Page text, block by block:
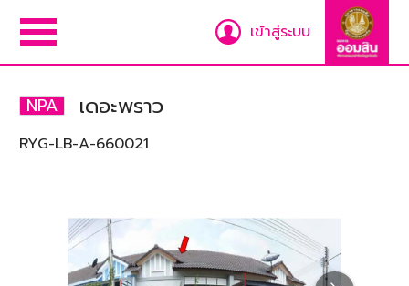
เข้าสู่ระบบ
NPA เดอะพราว
RYG-LB-A-660021